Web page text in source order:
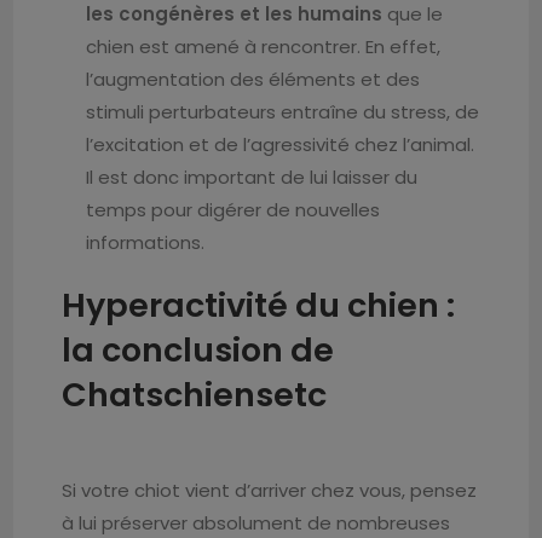
les congénères et les humains que le
chien est amené à rencontrer. En effet,
l’augmentation des éléments et des
stimuli perturbateurs entraîne du stress, de
l’excitation et de l’agressivité chez l’animal.
Il est donc important de lui laisser du
temps pour digérer de nouvelles
informations.
Hyperactivité du chien :
la conclusion de
Chatschiensetc
Si votre chiot vient d’arriver chez vous, pensez
à lui préserver absolument de nombreuses